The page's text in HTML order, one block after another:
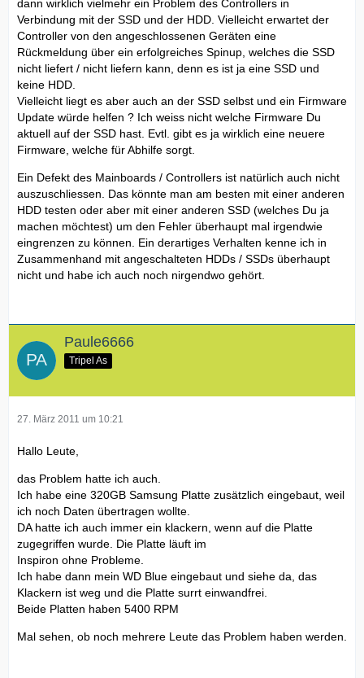
dann wirklich vielmehr ein Problem des Controllers in
Verbindung mit der SSD und der HDD. Vielleicht erwartet der
Controller von den angeschlossenen Geräten eine
Rückmeldung über ein erfolgreiches Spinup, welches die SSD
nicht liefert / nicht liefern kann, denn es ist ja eine SSD und
keine HDD.
Vielleicht liegt es aber auch an der SSD selbst und ein Firmware
Update würde helfen ? Ich weiss nicht welche Firmware Du
aktuell auf der SSD hast. Evtl. gibt es ja wirklich eine neuere
Firmware, welche für Abhilfe sorgt.
Ein Defekt des Mainboards / Controllers ist natürlich auch nicht
auszuschliessen. Das könnte man am besten mit einer anderen
HDD testen oder aber mit einer anderen SSD (welches Du ja
machen möchtest) um den Fehler überhaupt mal irgendwie
eingrenzen zu können. Ein derartiges Verhalten kenne ich in
Zusammenhand mit angeschalteten HDDs / SSDs überhaupt
nicht und habe ich auch noch nirgendwo gehört.
Paule6666
Tripel As
27. März 2011 um 10:21
Hallo Leute,
das Problem hatte ich auch.
Ich habe eine 320GB Samsung Platte zusätzlich eingebaut, weil
ich noch Daten übertragen wollte.
DA hatte ich auch immer ein klackern, wenn auf die Platte
zugegriffen wurde. Die Platte läuft im
Inspiron ohne Probleme.
Ich habe dann mein WD Blue eingebaut und siehe da, das
Klackern ist weg und die Platte surrt einwandfrei.
Beide Platten haben 5400 RPM
Mal sehen, ob noch mehrere Leute das Problem haben werden.